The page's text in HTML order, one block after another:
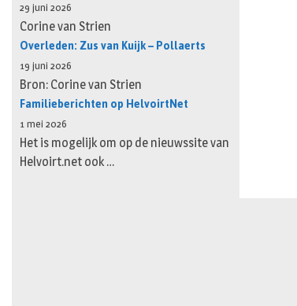
29 juni 2026
Corine van Strien
Overleden: Zus van Kuijk – Pollaerts
19 juni 2026
Bron: Corine van Strien
Familieberichten op HelvoirtNet
1 mei 2026
Het is mogelijk om op de nieuwssite van
Helvoirt.net ook …